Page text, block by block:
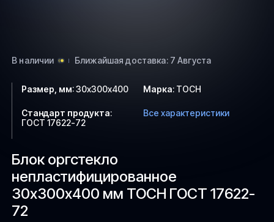
В наличии Ближайшая доставка: 7 Августа
Блок оргстекло
непластифицированное
30х300х400 мм ТОСН ГОСТ 17622-
72
Размер, мм:30х300х400 Марка: ТОСН
Стандарт продукта:
ГОСТ 17622-72
Все характеристики